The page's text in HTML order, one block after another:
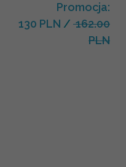
Promocja:
130 PLN / 162.00
PLN